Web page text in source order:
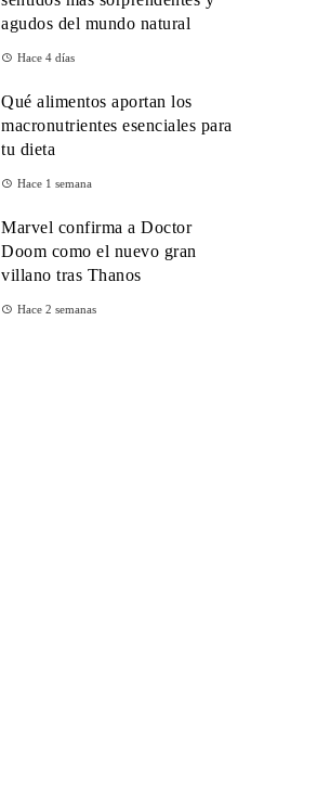
agudos del mundo natural
Hace 4 días
Qué alimentos aportan los
macronutrientes esenciales para
tu dieta
Hace 1 semana
Marvel confirma a Doctor
Doom como el nuevo gran
villano tras Thanos
Hace 2 semanas